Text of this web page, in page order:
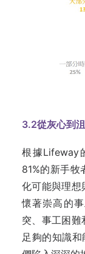
3.2從灰心到
根據Lifeway
81%的新手
化可能與理想
懷著崇高的
突、事工困難
足夠的知識和